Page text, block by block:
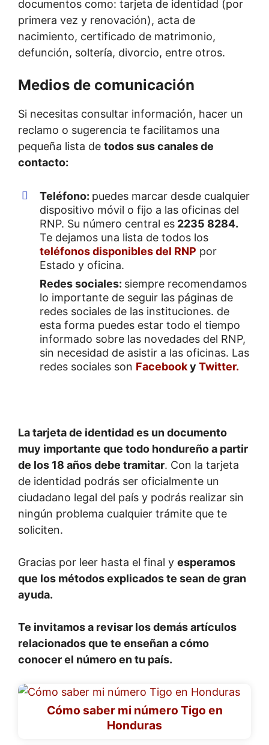
documentos como: tarjeta de identidad (por
primera vez y renovación), acta de
nacimiento, certificado de matrimonio,
defunción, soltería, divorcio, entre otros.
Medios de comunicación
Si necesitas consultar información, hacer un
reclamo o sugerencia te facilitamos una
pequeña lista de todos sus canales de
contacto:
Teléfono: puedes marcar desde cualquier
dispositivo móvil o fijo a las oficinas del
RNP. Su número central es 2235 8284.
Te dejamos una lista de todos los
teléfonos disponibles del RNP por
Estado y oficina.
Redes sociales: siempre recomendamos
lo importante de seguir las páginas de
redes sociales de las instituciones. de
esta forma puedes estar todo el tiempo
informado sobre las novedades del RNP,
sin necesidad de asistir a las oficinas. Las
redes sociales son Facebooky Twitter.
La tarjeta de identidad es un documento
muy importante que todo hondureño a partir
de los 18 años debe tramitar. Con la tarjeta
de identidad podrás ser oficialmente un
ciudadano legal del país y podrás realizar sin
ningún problema cualquier trámite que te
soliciten.
Gracias por leer hasta el final y esperamos
que los métodos explicados te sean de gran
ayuda.
Te invitamos a revisar los demás artículos
relacionados que te enseñan a cómo
conocer el número en tu país.
Cómo saber mi número Tigo en
Honduras